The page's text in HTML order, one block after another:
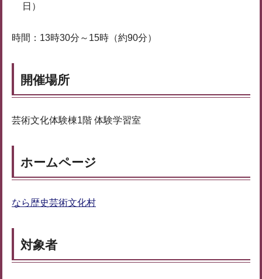
日）
時間：13時30分～15時（約90分）
開催場所
芸術文化体験棟1階 体験学習室
ホームページ
なら歴史芸術文化村
対象者